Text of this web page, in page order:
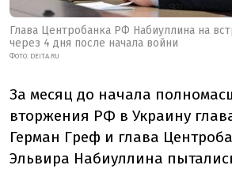
Глава Центробанка РФ Набиуллина на
через 4 дня после начала войни
ФОТО: DEITA.RU
За месяц до начала
вторжения РФ в Украину
Герман Греф и глава
Эльвира Набиуллина